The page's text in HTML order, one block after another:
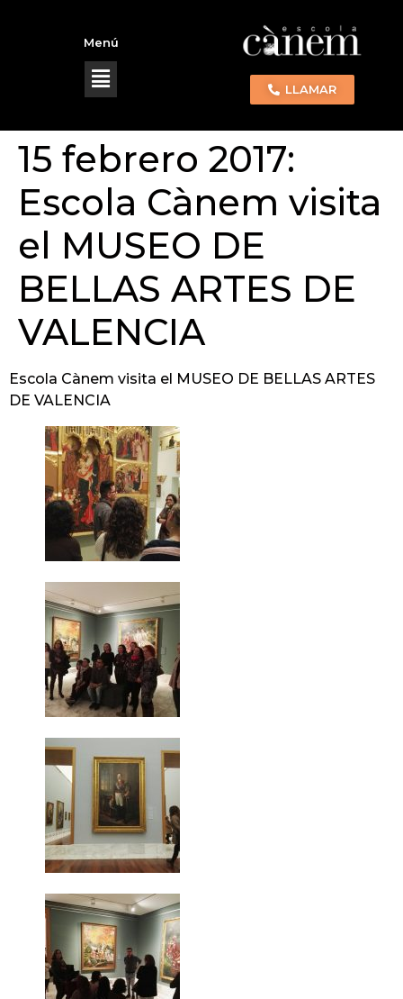
Menú
LLAMAR
15 febrero 2017:
Escola Cànem visita
el MUSEO DE
BELLAS ARTES DE
VALENCIA
Escola Cànem visita el MUSEO DE BELLAS ARTES
DE VALENCIA